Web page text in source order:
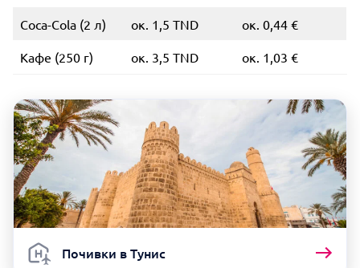
Coca-Cola (2 л) ок. 1,5 TND ок. 0,44 €
Кафе (250 г) ок. 3,5 TND ок. 1,03 €
Почивки в Тунис